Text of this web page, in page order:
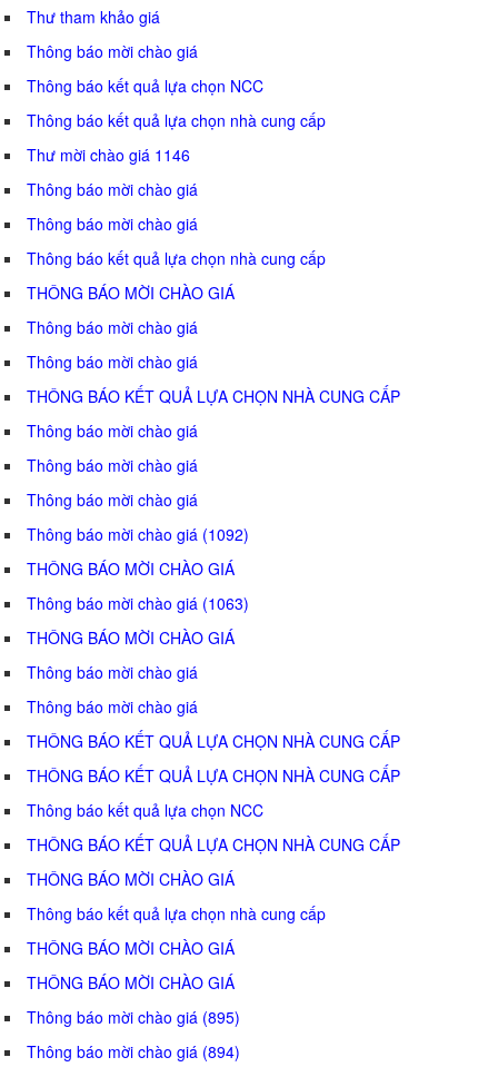
Thư tham khảo giá
Thông báo mời chào giá
Thông báo kết quả lựa chọn NCC
Thông báo kết quả lựa chọn nhà cung cấp
Thư mời chào giá 1146
Thông báo mời chào giá
Thông báo mời chào giá
Thông báo kết quả lựa chọn nhà cung cấp
THÔNG BÁO MỜI CHÀO GIÁ
Thông báo mời chào giá
Thông báo mời chào giá
THÔNG BÁO KẾT QUẢ LỰA CHỌN NHÀ CUNG CẤP
Thông báo mời chào giá
Thông báo mời chào giá
Thông báo mời chào giá
Thông báo mời chào giá (1092)
THÔNG BÁO MỜI CHÀO GIÁ
Thông báo mời chào giá (1063)
THÔNG BÁO MỜI CHÀO GIÁ
Thông báo mời chào giá
Thông báo mời chào giá
THÔNG BÁO KẾT QUẢ LỰA CHỌN NHÀ CUNG CẤP
THÔNG BÁO KẾT QUẢ LỰA CHỌN NHÀ CUNG CẤP
Thông báo kết quả lựa chọn NCC
THÔNG BÁO KẾT QUẢ LỰA CHỌN NHÀ CUNG CẤP
THÔNG BÁO MỜI CHÀO GIÁ
Thông báo kết quả lựa chọn nhà cung cấp
THÔNG BÁO MỜI CHÀO GIÁ
THÔNG BÁO MỜI CHÀO GIÁ
Thông báo mời chào giá (895)
Thông báo mời chào giá (894)